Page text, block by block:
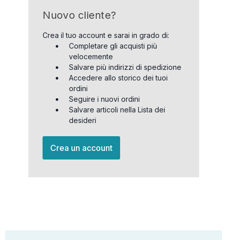
Nuovo cliente?
Crea il tuo account e sarai in grado di:
Completare gli acquisti più
velocemente
Salvare più indirizzi di spedizione
Accedere allo storico dei tuoi
ordini
Seguire i nuovi ordini
Salvare articoli nella Lista dei
desideri
Crea un account